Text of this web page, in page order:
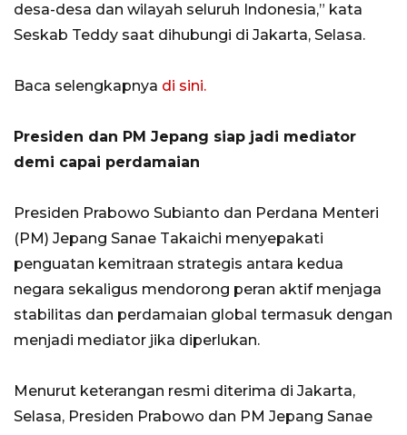
desa-desa dan wilayah seluruh Indonesia,” kata
Seskab Teddy saat dihubungi di Jakarta, Selasa.
Baca selengkapnya di sini.
Presiden dan PM Jepang siap jadi mediator
demi capai perdamaian
Presiden Prabowo Subianto dan Perdana Menteri
(PM) Jepang Sanae Takaichi menyepakati
penguatan kemitraan strategis antara kedua
negara sekaligus mendorong peran aktif menjaga
stabilitas dan perdamaian global termasuk dengan
menjadi mediator jika diperlukan.
Menurut keterangan resmi diterima di Jakarta,
Selasa, Presiden Prabowo dan PM Jepang Sanae